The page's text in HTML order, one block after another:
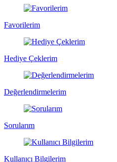
Favorilerim
Hediye Çeklerim
Değerlendirmelerim
Sorularım
Kullanıcı Bilgilerim